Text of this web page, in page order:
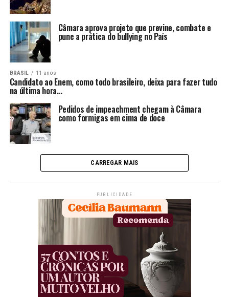
Câmara aprova projeto que previne, combate e
pune a prática do bullying no País
BRASIL 11 anos
Candidato ao Enem, como todo brasileiro, deixa para fazer tudo
na última hora…
Pedidos de impeachment chegam à Câmara
como formigas em cima de doce
CARREGAR MAIS
PUBLICIDADE